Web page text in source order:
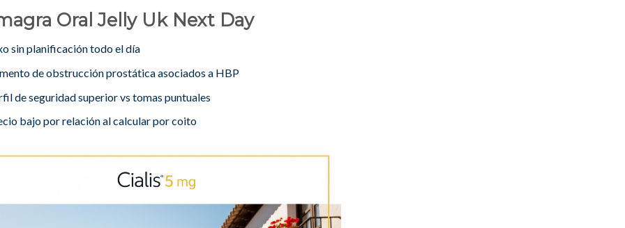
Oral Jelly Uk Next Day
sin planificación todo el día
de obstrucción prostática asociados a HBP
de seguridad superior vs tomas puntuales
bajo por relación al calcular por coito